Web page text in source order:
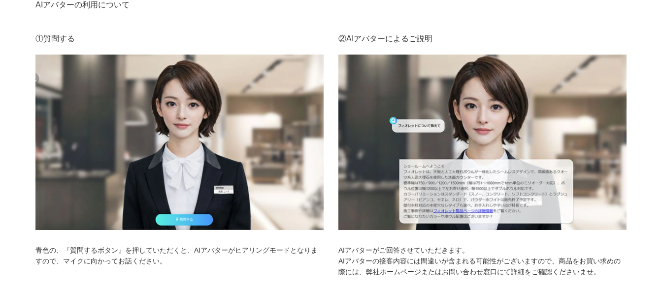
AIアバターの利用について
①質問する
青色の、『質問するボタン』を押していただくと、AIアバターがヒアリングモードとなりま
すので、マイクに向かってお話ください。
②AIアバターによるご説明
AIアバターがご回答させていただきます。
AIアバターの接客内容には間違いが含まれる可能性がございますので、商品をお買い求めの
際には、弊社ホームページまたはお問い合わせ窓口にて詳細をご確認くださいませ。